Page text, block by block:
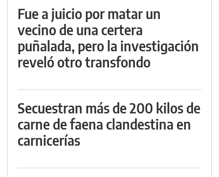
Fue a juicio por matar un
vecino de una certera
puñalada, pero la investigación
reveló otro transfondo
Secuestran más de 200 kilos de
carne de faena clandestina en
carnicerías